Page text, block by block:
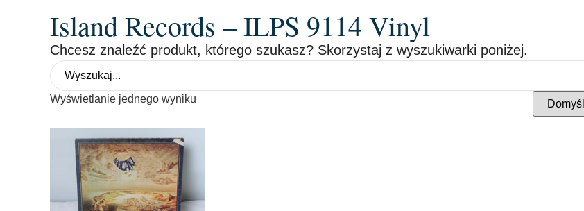
Island Records – ILPS 9114 Vinyl
Chcesz znaleźć produkt, którego szukasz? Skorzystaj z wyszukiwarki poniżej.
Wyświetlanie jednego wyniku